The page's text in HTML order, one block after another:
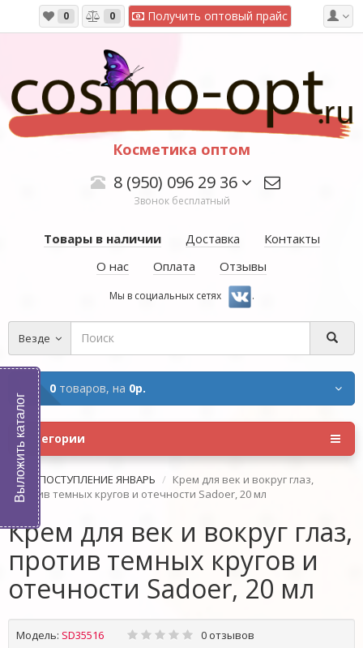
0 0 Получить оптовый прайс
Косметика оптом
8 (950) 096 29 36
Звонок бесплатный
Товары в наличии Доставка
Контакты
О нас
Оплата Отзывы
Мы в социальных сетях .
Везде
0 товаров, на 0р.
Категории
ПОСТУПЛЕНИЕ ЯНВАРЬ
Крем для век и вокруг глаз,
против темных кругов и отечности Sadoer, 20 мл
Крем для век и вокруг глаз,
против темных кругов и
отечности Sadoer, 20 мл
Модель: SD35516 0 отзывов
Выложить каталог